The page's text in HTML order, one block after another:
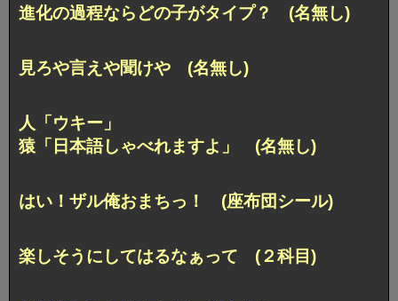
進化の過程ならどの子がタイプ？ (名無し)
見ろや言えや聞けや (名無し)
人「ウキー」
猿「日本語しゃべれますよ」 (名無し)
はい！ザル俺おまちっ！ (座布団シール)
楽しそうにしてはるなぁって (２科目)